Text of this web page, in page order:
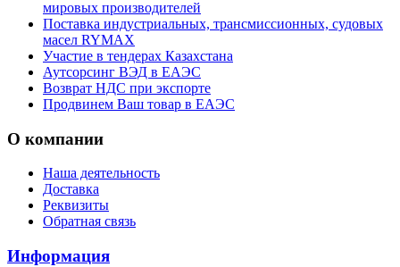
мировых производителей
Поставка индустриальных, трансмиссионных, судовых
масел RYMAX
Участие в тендерах Казахстана
Аутсорсинг ВЭД в ЕАЭС
Возврат НДС при экспорте
Продвинем Ваш товар в ЕАЭС
О компании
Наша деятельность
Доставка
Реквизиты
Обратная связь
Информация